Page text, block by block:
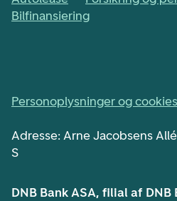
Bilfinansiering
Personoplysninger og cookies
Adresse: Arne Jacobsens
S
DNB Bank ASA, filial af DNB